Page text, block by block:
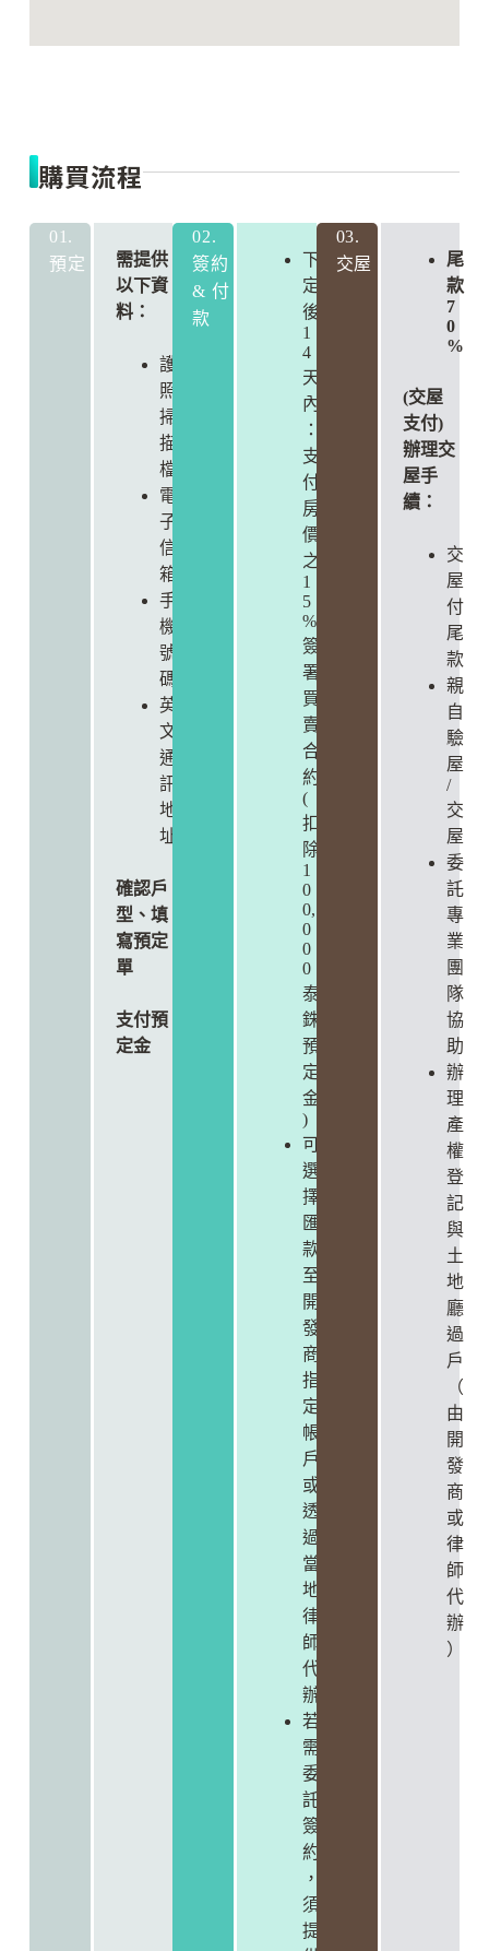
購買流程
01.
預定
需提供
以下資
料：
護
照
掃
描
檔
電
子
信
箱
手
機
號
碼
英
文
通
訊
地
址
確認戶
型、填
寫預定
單
支付預
定金
02.
簽約
& 付
款
下
定
後
1
4
天
內
：
支
付
房
價
之
1
5
%
簽
署
買
賣
合
約
(
扣
除
1
0
0,
0
0
0
泰
銖
預
定
金
)
可
選
擇
匯
款
至
開
發
商
指
定
帳
戶
或
透
過
當
地
律
師
代
辦
若
需
委
託
簽
約
，
須
提
03.
交屋
尾
款
7
0
%
(交屋
支付)
辦理交
屋手
續：
交
屋
付
尾
款
親
自
驗
屋
/
交
屋
委
託
專
業
團
隊
協
助
辦
理
產
權
登
記
與
土
地
廳
過
戶
（
由
開
發
商
或
律
師
代
辦
）